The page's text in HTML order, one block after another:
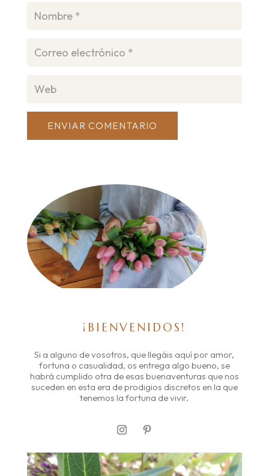
ENVIAR COMENTARIO
¡BIENVENIDOS!
Si a alguno de vosotros, que llegáis aquí por amor,
fortuna o casualidad, os entrega algo bueno, se
habrá cumplido otra de esas buenaventuras que nos
suceden en esta era de prodigios discretos en la que
tenemos la fortuna de vivir.